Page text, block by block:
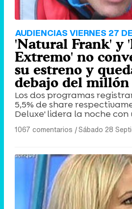
AUDIENCIAS VIERNES 27
'Natural Frank' y
Extremo' no
su estreno y
debajo del millón
Los dos programas
5,5% de share
Deluxe' lidera la noche con
1067 comentarios |Sábado 28